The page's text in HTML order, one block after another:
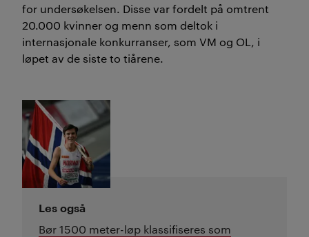
for undersøkelsen. Disse var fordelt på omtrent
20.000 kvinner og menn som deltok i
internasjonale konkurranser, som VM og OL, i
løpet av de siste to tiårene.
Les også
Bør 1500 meter-løp klassifiseres som